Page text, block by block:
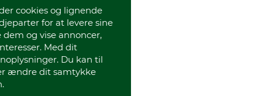
cookies og lignende
for at levere sine
og vise annoncer,
Med dit
Du kan til
ændre dit samtykke